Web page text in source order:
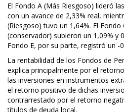
El Fondo A (Más Riesgoso) lideró
con un avance de 2,33% real,
(Riesgoso) tuvo un 1,64%. El
(conservador) subieron un 1,09% y
Fondo E, por su parte, registró un -
La rentabilidad de los Fondos de
explica principalmente por el
las inversiones en instrumentos
el retorno positivo de dichas
contrarrestado por el retorno
títulos de deuda local.